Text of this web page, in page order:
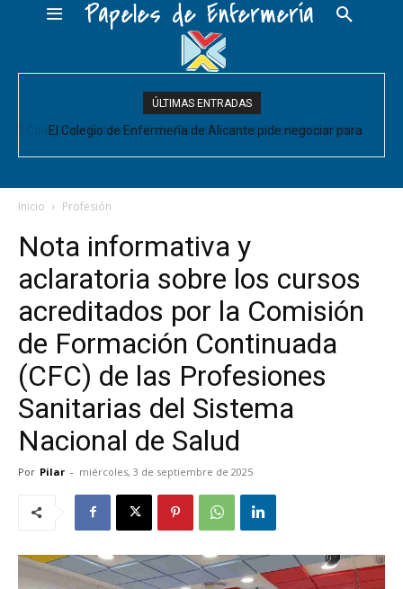
Papeles de Enfermería
ÚLTIMAS ENTRADAS
El Colegio de Enfermería de Alicante pide negociar para
y CESM-CV
Inicio Profesión
Nota informativa y
aclaratoria sobre los cursos
acreditados por la Comisión
de Formación Continuada
(CFC) de las Profesiones
Sanitarias del Sistema
Nacional de Salud
Por Pilar - miércoles, 3 de septiembre de 2025